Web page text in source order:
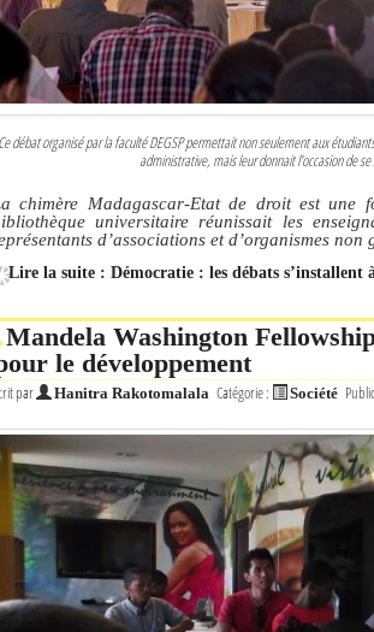
Ce débat organisé par la faculté DEGSP permettait non seulement aux
administrative, mais leur donnait l’occasion de
chimère Madagascar-Etat de droit est
universitaire réunissait les
d’associations et d’organismes non
Lire la suite : Démocratie : les débats s’installent
Mandela Washington
le développement
par Hanitra Rakotomalala Catégorie : Société